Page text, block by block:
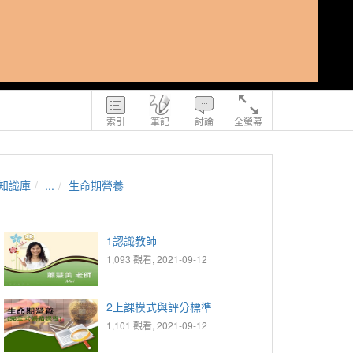
索引 筆記 討論 全螢幕
識庫 ... 生命期營養
1認識教師
1,093 觀看, 2021-09-12
2上課模式與評分標準
1,101 觀看, 2021-09-12